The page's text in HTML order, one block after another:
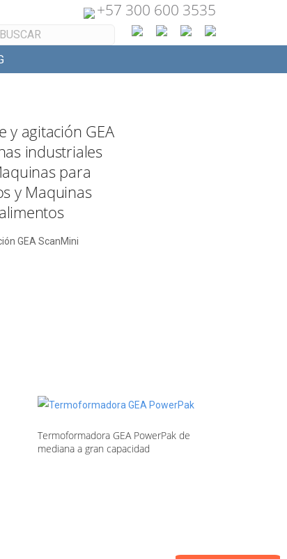
+57 300 600 3535
y agitación GEA
industriales
para
y Maquinas
GEA ScanMini
Termoformadora GEA PowerPak de
mediana a gran capacidad